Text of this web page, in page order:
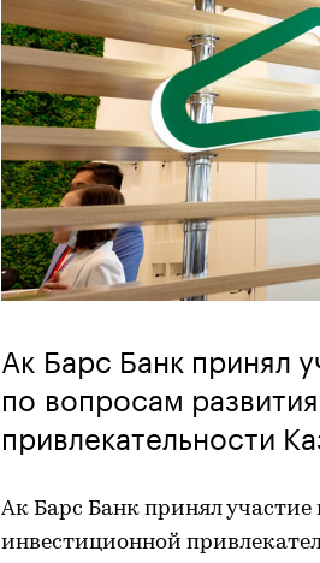
Ак Барс Банк принял
по вопросам
привлекательности
Ак Барс Банк принял
инвестиционной